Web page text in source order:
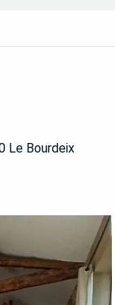
Le Bourdeix